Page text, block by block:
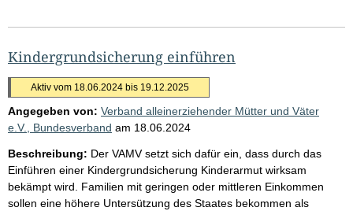
Kindergrundsicherung einführen
Aktiv vom 18.06.2024 bis 19.12.2025
Angegeben von: Verband alleinerziehender Mütter und Väter
e.V., Bundesverband am 18.06.2024
Beschreibung: Der VAMV setzt sich dafür ein, dass durch das
Einführen einer Kindergrundsicherung Kinderarmut wirksam
bekämpt wird. Familien mit geringen oder mittleren Einkommen
sollen eine höhere Untersützung des Staates bekommen als